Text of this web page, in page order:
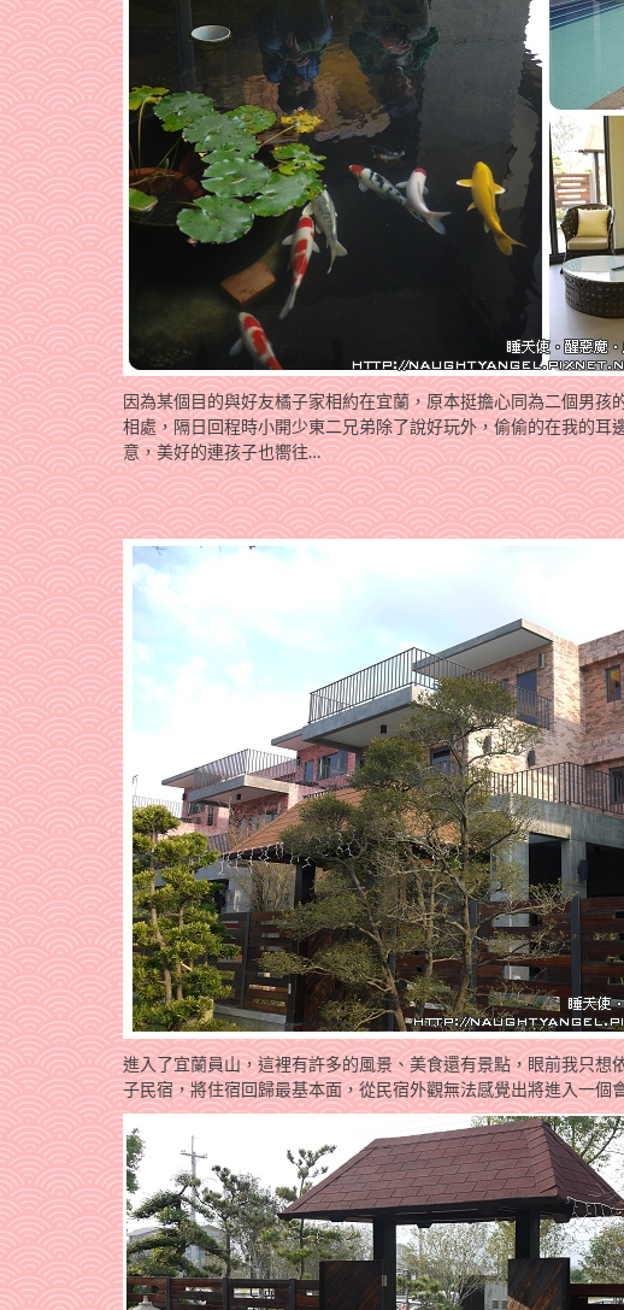
因為某個目的與好友橘子家相約在宜蘭，原本挺擔心同為二個男
相處，隔日回程時小開少東二兄弟除了說好玩外，偷偷的在我的
意，美好的連孩子也嚮往…
進入了宜蘭員山，這裡有許多的風景、美食還有景點，眼前我只
子民宿，將住宿回歸最基本面，從民宿外觀無法感覺出將進入一個